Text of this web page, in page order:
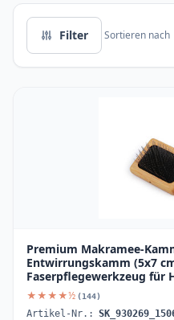
Filter Sortieren nach
Premium Makramee-
Entwirrungskamm (5x7
Faserpflegewerkzeug für
★★★★½ (144)
Artikel-Nr.: